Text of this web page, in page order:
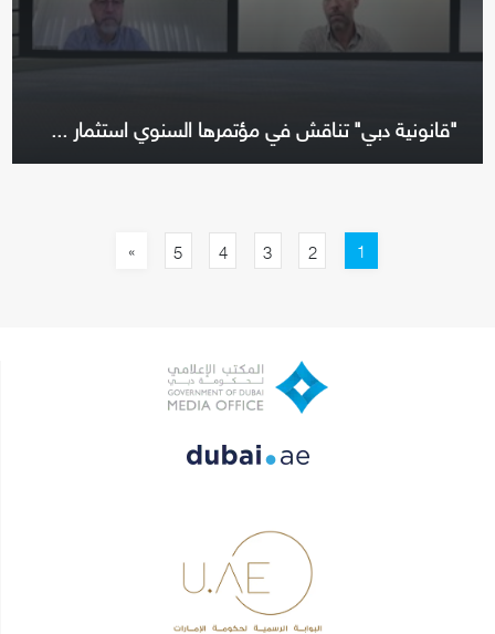
"قانونية دبي" تناقش في مؤتمرها السنوي استثمار ...
1
2
3
4
5
»